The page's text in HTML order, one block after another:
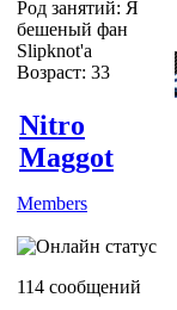
Род занятий: Я
бешеный фан
Slipknot'a
Возраст: 33
Nitro
Maggot
Members
114 сообщений